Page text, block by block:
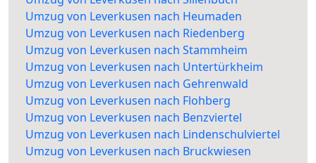
Umzug von Leverkusen nach Heumaden
Umzug von Leverkusen nach Riedenberg
Umzug von Leverkusen nach Stammheim
Umzug von Leverkusen nach Untertürkheim
Umzug von Leverkusen nach Gehrenwald
Umzug von Leverkusen nach Flohberg
Umzug von Leverkusen nach Benzviertel
Umzug von Leverkusen nach Lindenschulviertel
Umzug von Leverkusen nach Bruckwiesen